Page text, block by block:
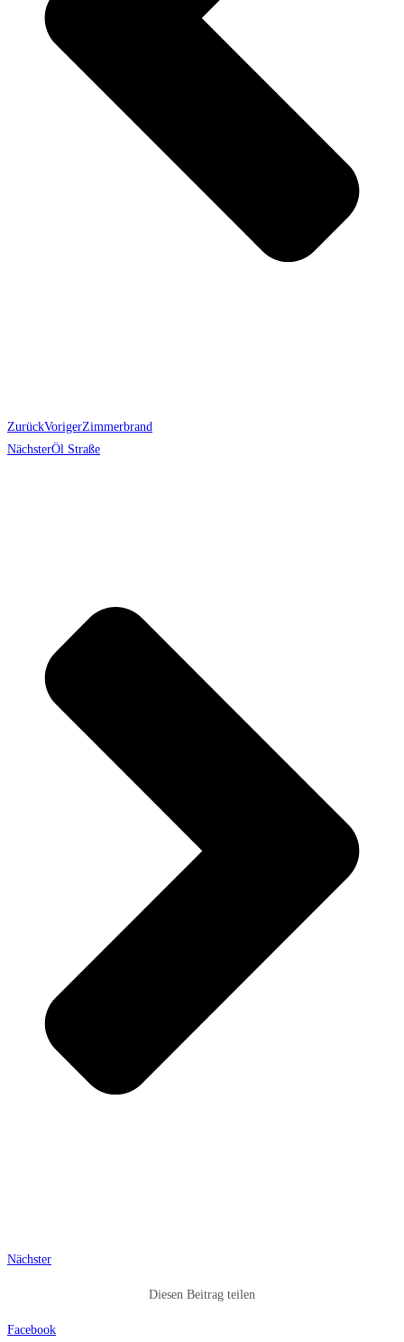
ZurückVorigerZimmerbrand
NächsterÖl Straße
Nächster
Diesen Beitrag teilen
Facebook